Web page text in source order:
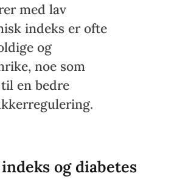
med lav
indeks er ofte
og
noe som
en bedre
og diabetes